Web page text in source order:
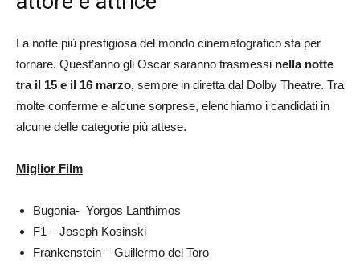
La notte più prestigiosa del mondo cinematografico sta per
tornare. Quest’anno gli Oscar saranno trasmessi nella notte
tra il 15 e il 16 marzo, sempre in diretta dal Dolby Theatre. Tra
molte conferme e alcune sorprese, elenchiamo i candidati in
alcune delle categorie più attese.
Miglior Film
Bugonia- Yorgos Lanthimos
F1 – Joseph Kosinski
Frankenstein – Guillermo del Toro